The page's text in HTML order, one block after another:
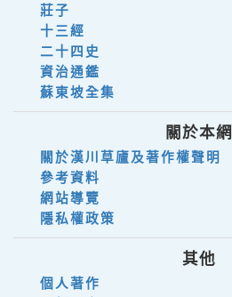
莊子
十三經
二十四史
資治通鑑
蘇東坡全集
關於本網
關於漢川草廬及著作權聲明
參考資料
網站導覽
隱私權政策
其他
個人著作